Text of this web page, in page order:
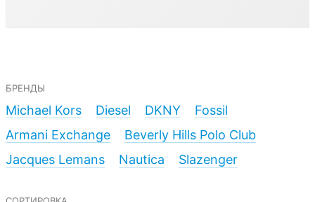
бренды
Michael Kors
Diesel DKNY
Fossil
Armani Exchange
Beverly Hills Polo Club
Jacques Lemans
Nautica Slazenger